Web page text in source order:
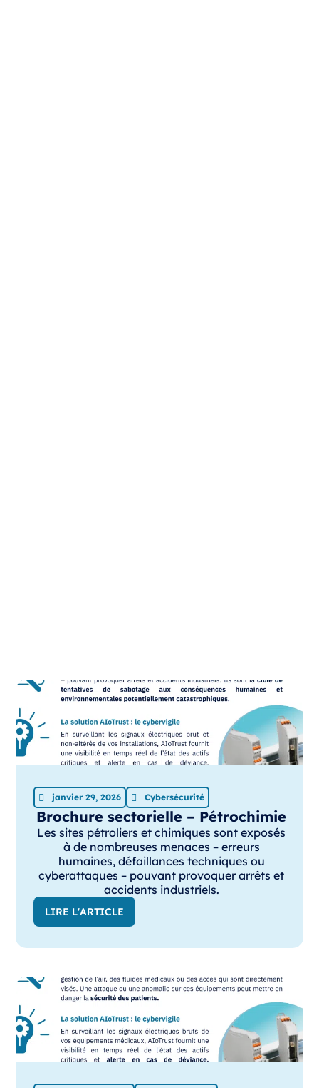
janvier 29, 2026 Cybersécurité
Brochure sectorielle – Pétrochimie
Les sites pétroliers et chimiques sont exposés
à de nombreuses menaces – erreurs
humaines, défaillances techniques ou
cyberattaques – pouvant provoquer arrêts et
accidents industriels.
LIRE L'ARTICLE